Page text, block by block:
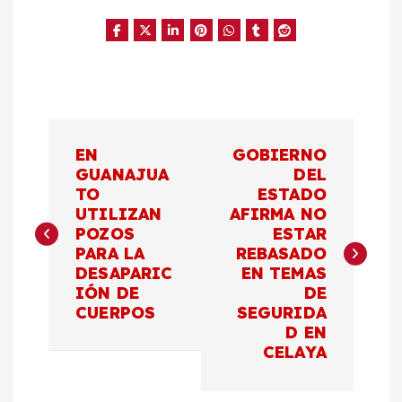
v
EN
GUANAJUA
TO
UTILIZAN
POZOS
PARA LA
DESAPARIC
IÓN DE
CUERPOS
GOBIERNO
DEL
ESTADO
AFIRMA NO
ESTAR
REBASADO
EN TEMAS
DE
SEGURIDA
D EN
CELAYA